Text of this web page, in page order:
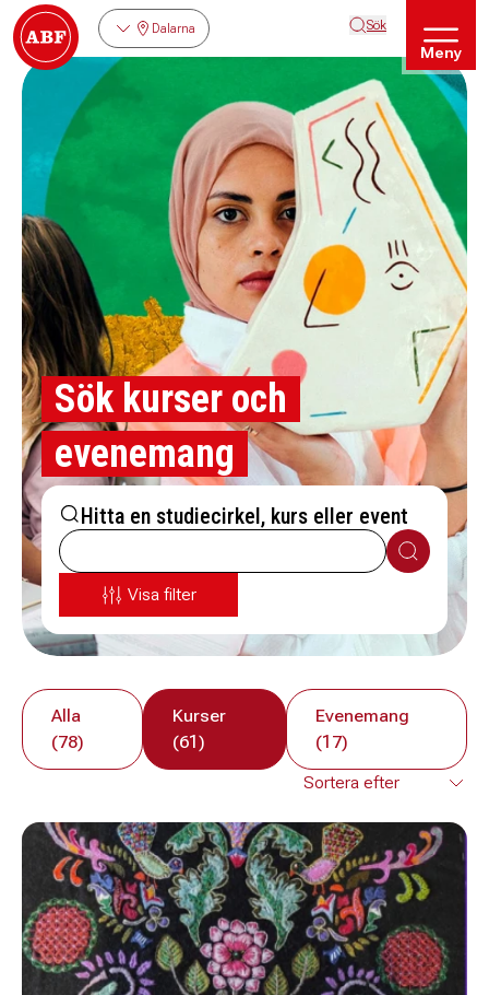
Dalarna Sök
Meny
Sök kurser och
evenemang
Hitta en studiecirkel, kurs eller event
Sök
Visa filter
Alla
(78)
Kurser
(61)
Evenemang
(17)